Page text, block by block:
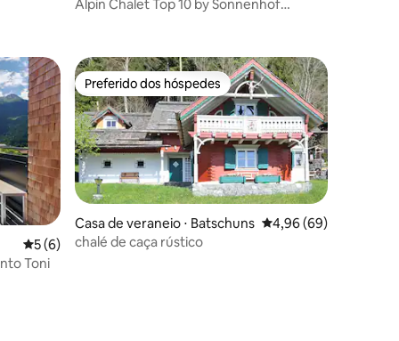
Alpin Chalet Top 10 by Sonnenhof
5 de uma avaliação média de 5, 6 avaliações
5 (6)
Toni
Preferido dos hóspedes
Preferido dos hóspedes
Casa de veraneio ⋅ Batschuns 4,96 de uma
4,96 (69)
chalé de caça rústico